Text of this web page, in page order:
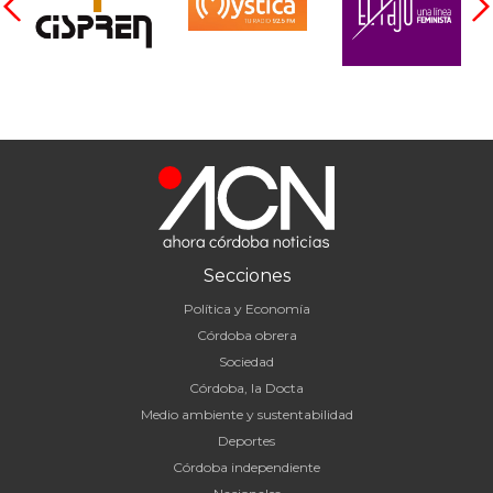
Secciones
Política y Economía
Córdoba obrera
Sociedad
Córdoba, la Docta
Medio ambiente y sustentabilidad
Deportes
Córdoba independiente